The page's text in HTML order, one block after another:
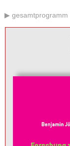
gesamtprogramm